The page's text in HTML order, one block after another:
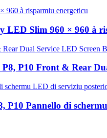
LED Slim 960 × 960 à
P10 Front & Rear
P10 Pannello di